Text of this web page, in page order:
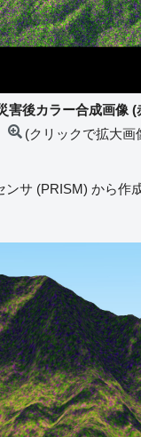
害後カラー合成画像
(クリックで拡大画
サ (PRISM) から作